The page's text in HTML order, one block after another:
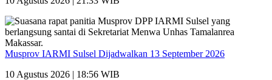
Musprov IARMI Sulsel Dijadwalkan 13 September 2026
10 Agustus 2026 | 18:56 WIB